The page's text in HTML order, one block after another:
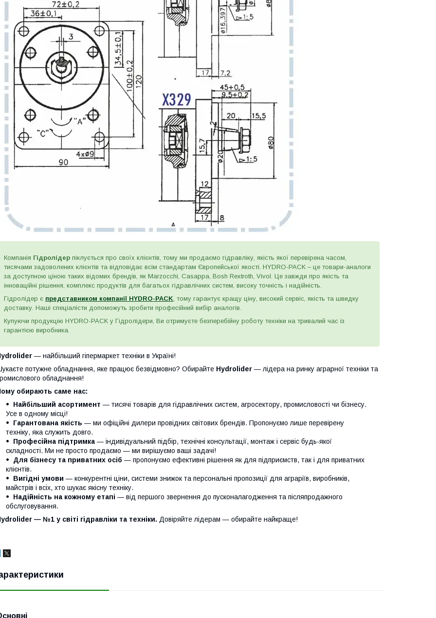
Компанія Гідролідер піклується про своїх клієнтів, тому ми продаємо гідравліку, якість якої перевірена часом,
тисячами задоволених клієнтів та відповідає всім стандартам Європейської якості. HYDRO-PACK – це товари-аналоги
за доступною ціною таких відомих брендів, як Marzocchi, Casappa, Bosh Rextroth, Vivol. Це завжди про якість та
інноваційні рішення, комплекс продуктів для багатьох гідравлічних систем, високу точність і надійність.
Гідролідер є представником компанії HYDRO-PACK, тому гарантує кращу ціну, високий сервіс, якість та швидку
доставку. Наші спеціалісти допоможуть зробити професійний вибір аналогів.
Купуючи продукцію HYDRO-PACK у Гідролідери, Ви отримуєте безперебійну роботу техніки на тривалий час із
гарантією виробника.
— найбільший гіпермаркет техніки в Україні!
потужне обладнання, яке працює безвідмовно? Обирайте Hydrolider — лідера на ринку аграрної техніки та
обладнання!
обирають саме нас:
Найбільший асортимент — тисячі товарів для гідравлічних систем, агросектору, промисловості чи бізнесу.
Усе в одному місці!
Гарантована якість — ми офіційні дилери провідних світових брендів. Пропонуємо лише перевірену
техніку, яка служить довго.
Професійна підтримка — індивідуальний підбір, технічні консультації, монтаж і сервіс будь-якої
складності. Ми не просто продаємо — ми вирішуємо ваші задачі!
Для бізнесу та приватних осіб — пропонуємо ефективні рішення як для підприємств, так і для приватних
клієнтів.
Вигідні умови — конкурентні ціни, системи знижок та персональні пропозиції для аграріїв, виробників,
майстрів і всіх, хто шукає якісну техніку.
Надійність на кожному етапі — від першого звернення до пусконалагодження та післяпродажного
обслуговування.
— №1 у світі гідравліки та техніки. Довіряйте лідерам — обирайте найкраще!